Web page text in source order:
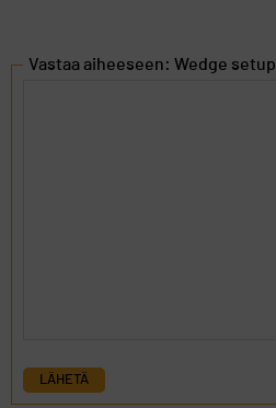
Vastaa aiheeseen: Wedge setup
LÄHETÄ